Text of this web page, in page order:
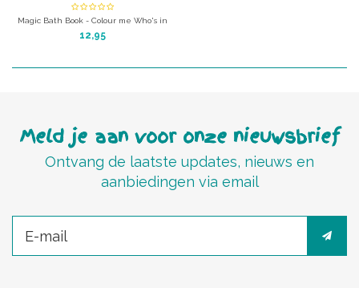
Magic Bath Book - Colour me Who's in
the Rainforest?
Badboekje verandert in water magisch
12,95
Meld je aan voor onze nieuwsbrief
Ontvang de laatste updates, nieuws en
aanbiedingen via email